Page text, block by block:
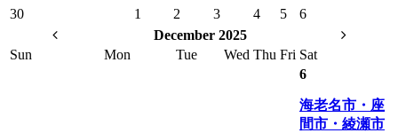
30 1 2 3 4 5
6
December 2025
Sun
Mon Tue Wed Thu Fri Sat
6
海老名市・座
間市・綾瀬市